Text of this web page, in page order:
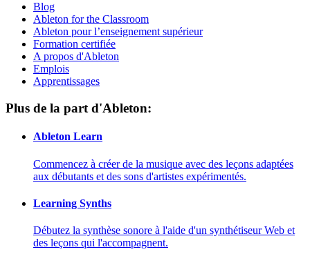
Blog
Ableton for the Classroom
Ableton pour l’enseignement supérieur
Formation certifiée
A propos d'Ableton
Emplois
Apprentissages
Plus de la part d'Ableton:
Ableton Learn
Commencez à créer de la musique avec des leçons adaptées
aux débutants et des sons d'artistes expérimentés.
Learning Synths
Débutez la synthèse sonore à l'aide d'un synthétiseur Web et
des leçons qui l'accompagnent.